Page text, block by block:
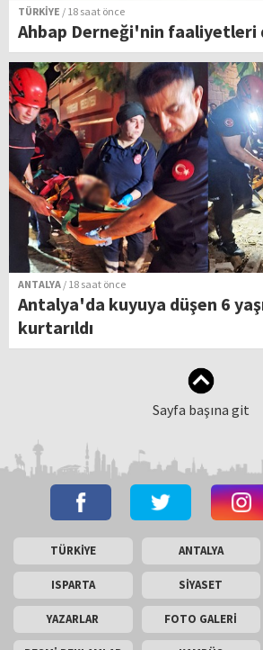
TÜRKİYE / 18 saat önce
Ahbap Derneği'nin faaliyetleri
ANTALYA / 18 saat önce
Antalya'da kuyuya düşen 6
kurtarıldı
Sayfa başına git
TÜRKİYE ANTALYA
ISPARTA SİYASET
YAZARLAR FOTO GALERİ